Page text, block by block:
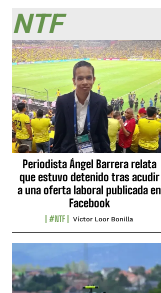
NTF
Periodista Ángel Barrera relata
que estuvo detenido tras acudir
a una oferta laboral publicada en
Facebook
#NTF Víctor Loor Bonilla